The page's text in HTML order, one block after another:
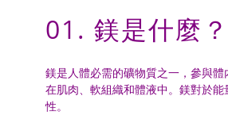
01. 鎂是什麼？
鎂是人體必需的礦物質之一，參與
在肌肉、軟組織和體液中。鎂對於
性。